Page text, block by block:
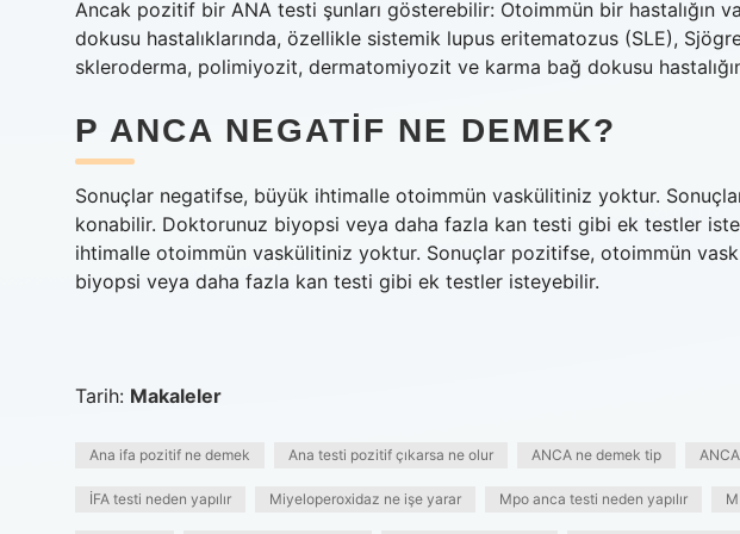
Ancak pozitif bir ANA testi şunları gösterebilir: Otoimmün bir hastalığın
dokusu hastalıklarında, özellikle sistemik lupus eritematozus (SLE),
skleroderma, polimiyozit, dermatomiyozit ve karma bağ dokusu
P ANCA NEGATIF NE DEMEK?
Sonuçlar negatifse, büyük ihtimalle otoimmün vaskülitiniz yoktur.
konabilir. Doktorunuz biyopsi veya daha fazla kan testi gibi ek testler
ihtimalle otoimmün vaskülitiniz yoktur. Sonuçlar pozitifse, otoimmün
biyopsi veya daha fazla kan testi gibi ek testler isteyebilir.
Tarih: Makaleler
Ana ifa pozitif ne demek Ana testi pozitif çıkarsa ne olur ANCA ne demek tip
İFA testi neden yapılır Miyeloperoxidaz ne işe yarar Mpo anca testi neden yapılır